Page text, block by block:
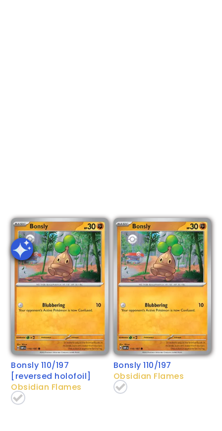
Bonsly 110/197
[reversed holofoil]
Obsidian Flames
Bonsly 110/197
Obsidian Flames